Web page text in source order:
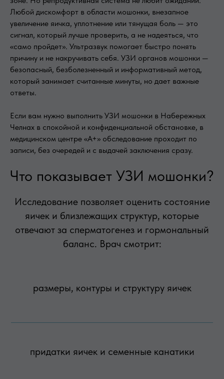
Любой дискомфорт в области мошонки, внезапное
увеличение яичка, уплотнение или тянущая боль — это
сигнал, который лучше проверить, а не надеяться, что
«само пройдет». Ультразвук помогает быстро понять
причину и не накручивать себя. УЗИ органов мошонки —
безопасный, безболезненный и информативный метод,
который занимает считанные минуты, но дает важные
ответы.
Если вам нужно выполнить УЗИ мошонки в Набережных
Челнах в спокойной и конфиденциальной обстановке, в
медицинском центре «А+» обследование проходит по
записи, без очередей и с выдачей заключения сразу.
Что показывает УЗИ мошонки?
Исследование позволяет оценить состояние
яичек и близлежащих структур, которые
отвечают за сперматогенез и гормональный
баланс. Врач смотрит:
размеры, контуры и структуру яичек
придатки яичек и семенные канатики